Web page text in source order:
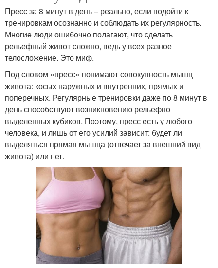
Пресс за 8 минут в день – реально, если подойти к
тренировкам осознанно и соблюдать их регулярность.
Многие люди ошибочно полагают, что сделать
рельефный живот сложно, ведь у всех разное
телосложение. Это миф.
Под словом «пресс» понимают совокупность мышц
живота: косых наружных и внутренних, прямых и
поперечных. Регулярные тренировки даже по 8 минут в
день способствуют возникновению рельефно
выделенных кубиков. Поэтому, пресс есть у любого
человека, и лишь от его усилий зависит: будет ли
выделяться прямая мышца (отвечает за внешний вид
живота) или нет.